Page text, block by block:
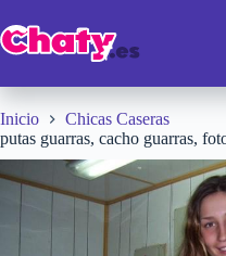
al
contenido
Inicio
Chicas Caseras
putas guarras, cacho guarras,